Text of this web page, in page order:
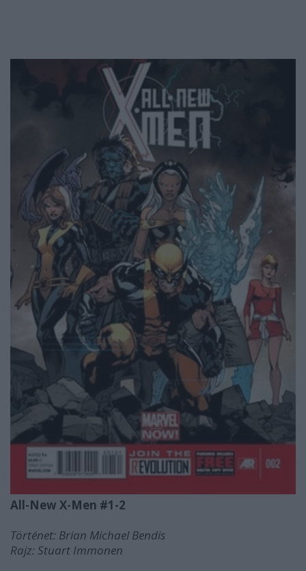
All-New X-Men #1-2
Történet: Brian Michael Bendis
Rajz: Stuart Immonen